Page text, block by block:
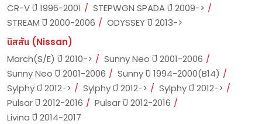
CR-V ปี 1996-2001
STEPWGN SPADA ปี 2009->
STREAM ปี 2000-2006
ODYSSEY ปี 2013->
นิสสัน (Nissan)
March(S/E) ปี 2010->
Sunny Neo ปี 2001-2006
Sunny Neo ปี 2001-2006
Sunny ปี 1994-2000(B14)
Sylphy ปี 2012->
Sylphy ปี 2012->
Sylphy ปี 2012->
Pulsar ปี 2012-2016
Pulsar ปี 2012-2016
Livina ปี 2014-2017